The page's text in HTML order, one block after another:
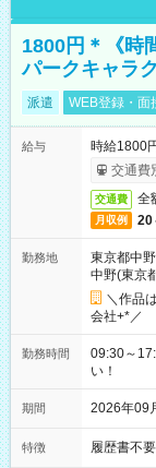
1800円＊《時
パークキャラ
派遣 WEB登録・面
給与
時給1800
交通費
交通費 全
月収例 20
勤務地
東京都中
中野(東京
＼作品
会社+*／
勤務時間
09:30～
い！
期間 2026年09
特徴 履歴書不要